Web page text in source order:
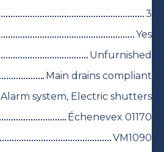
3
Yes
Unfurnished
Main drains compliant
Alarm system, Electric shutters
Échenevex 01170
VM1090